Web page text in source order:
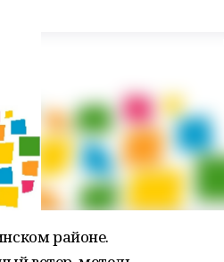
районе.